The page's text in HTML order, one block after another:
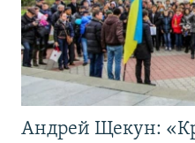
Андрей Щекун: